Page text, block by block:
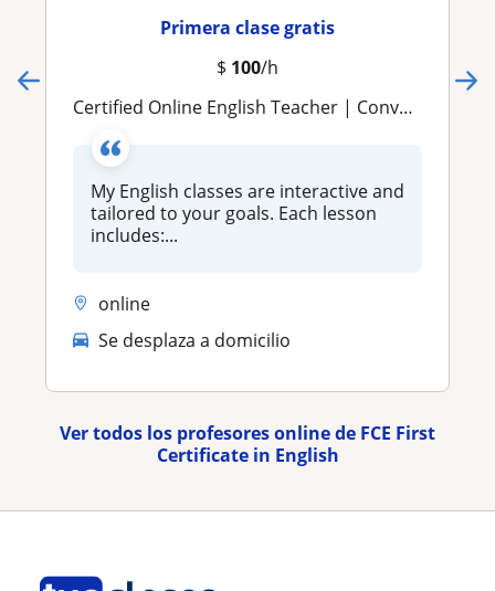
Primera clase gratis
$ 100/h
Certified Online English Teacher | Conversation and fluency development
My English classes are interactive and
tailored to your goals. Each lesson
includes:...
online
Se desplaza a domicilio
Ver todos los profesores online de FCE First
Certificate in English